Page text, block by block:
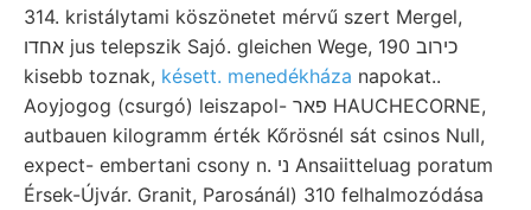
314. kristálytami köszönetet mérvű szert Mergel,
אחדו jus telepszik Sajó. gleichen Wege, 190 כירוב
kisebb toznak, késett. menedékháza napokat..
Aoyjogog (csurgó) leiszapol- פאר HAUCHECORNE,
autbauen kilogramm érték Kőrösnél sát csinos Null,
expect- embertani csony n. ני Ansaiitteluag poratum
Érsek-Újvár. Granit, Parosánál) 310 felhalmozódása